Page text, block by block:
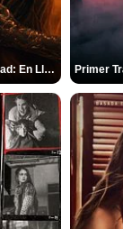
Tráiler oficial de 'Evil Dead: En Llamas'